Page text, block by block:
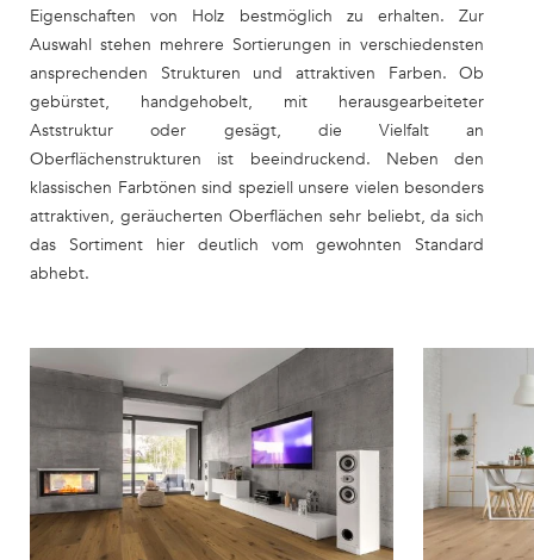
Eigenschaften von Holz bestmöglich zu erhalten. Zur
Auswahl stehen mehrere Sortierungen in verschiedensten
ansprechenden Strukturen und attraktiven Farben. Ob
gebürstet, handgehobelt, mit herausgearbeiteter
Aststruktur oder gesägt, die Vielfalt an
Oberflächenstrukturen ist beeindruckend. Neben den
klassischen Farbtönen sind speziell unsere vielen besonders
attraktiven, geräucherten Oberflächen sehr beliebt, da sich
das Sortiment hier deutlich vom gewohnten Standard
abhebt.
Details